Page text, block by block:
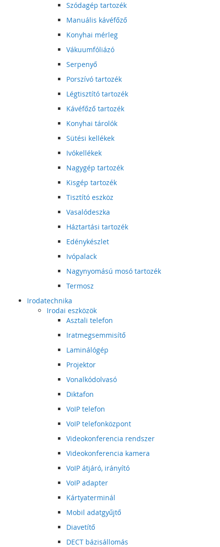
Szódagép tartozék
Manuális kávéfőző
Konyhai mérleg
Vákuumfóliázó
Serpenyő
Porszívó tartozék
Légtisztító tartozék
Kávéfőző tartozék
Konyhai tárolók
Sütési kellékek
Ivókellékek
Nagygép tartozék
Kisgép tartozék
Tisztító eszköz
Vasalódeszka
Háztartási tartozék
Edénykészlet
Ivópalack
Nagynyomású mosó tartozék
Termosz
Irodatechnika
Irodai eszközök
Asztali telefon
Iratmegsemmisítő
Laminálógép
Projektor
Vonalkódolvasó
Diktafon
VoIP telefon
VoIP telefonközpont
Videokonferencia rendszer
Videokonferencia kamera
VoIP átjáró, irányító
VoIP adapter
Kártyaterminál
Mobil adatgyűjtő
Diavetítő
DECT bázisállomás